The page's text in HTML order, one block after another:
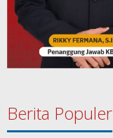
Berita Populer